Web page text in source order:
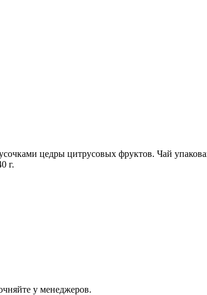
цедры цитрусовых фруктов. Чай
г.
у менеджеров.